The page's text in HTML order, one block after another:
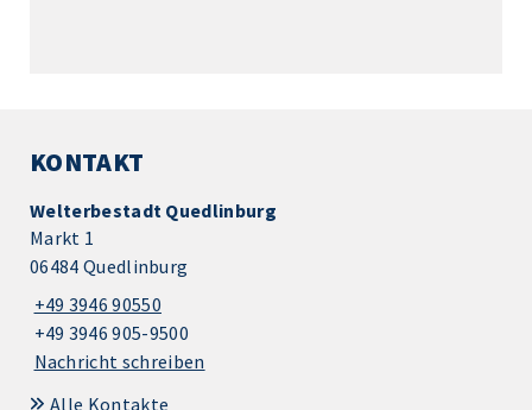
KONTAKT
Welterbestadt Quedlinburg
Markt 1
06484 Quedlinburg
+49 3946 90550
+49 3946 905-9500
Nachricht schreiben
Alle Kontakte